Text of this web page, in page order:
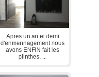
Apres un an et demi
d'enmennagement nous
avons ENFIN fait les
plinthes. ...